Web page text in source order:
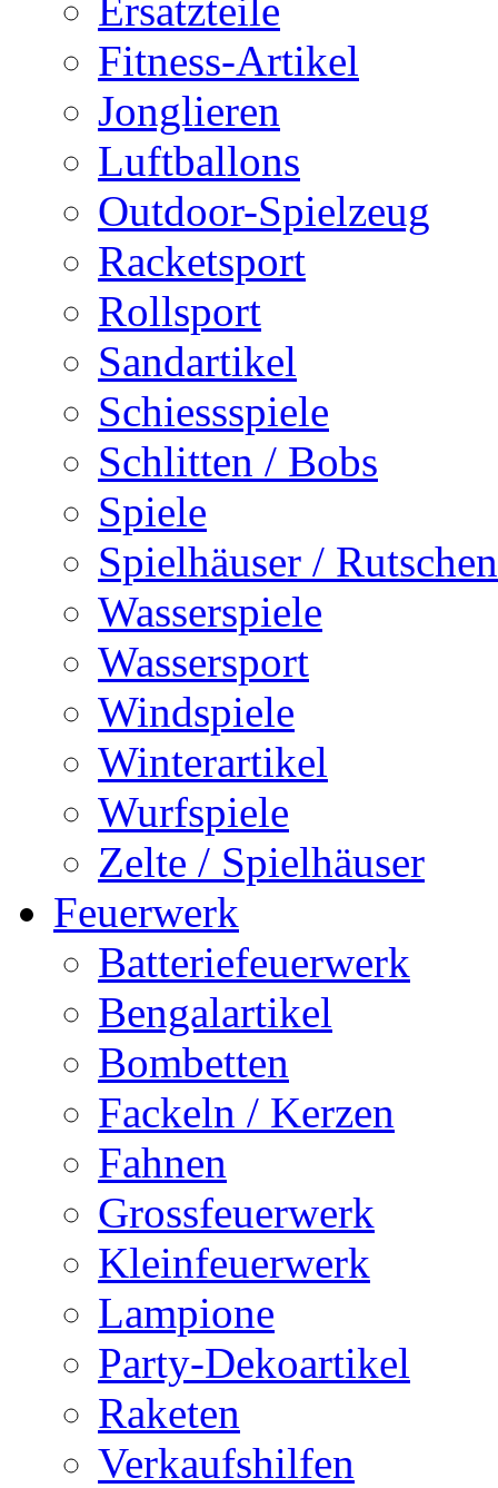
Ersatzteile
Fitness-Artikel
Jonglieren
Luftballons
Outdoor-Spielzeug
Racketsport
Rollsport
Sandartikel
Schiessspiele
Schlitten / Bobs
Spiele
Spielhäuser / Rutschen
Wasserspiele
Wassersport
Windspiele
Winterartikel
Wurfspiele
Zelte / Spielhäuser
Feuerwerk
Batteriefeuerwerk
Bengalartikel
Bombetten
Fackeln / Kerzen
Fahnen
Grossfeuerwerk
Kleinfeuerwerk
Lampione
Party-Dekoartikel
Raketen
Verkaufshilfen